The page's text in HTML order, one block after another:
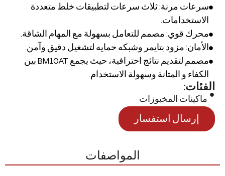
سرعات مرنة: ثلاث سرعات لتطبيقات خلط متعددة
الاستخدامات.
محرك قوي: مصمم للتعامل بسهولة مع المهام الشاقة.
الأمان: مزود بتايمر وشبكه حمايه لتشغيل دقيق وآمن.
مصمم لتقديم نتائج احترافية، حيث يجمع BM10AT بين
الكفاء و المتانة وسهولة الاستخدام.
الفئات:
ماكينات المخبوزات
إرسال استفسار
المواصفات